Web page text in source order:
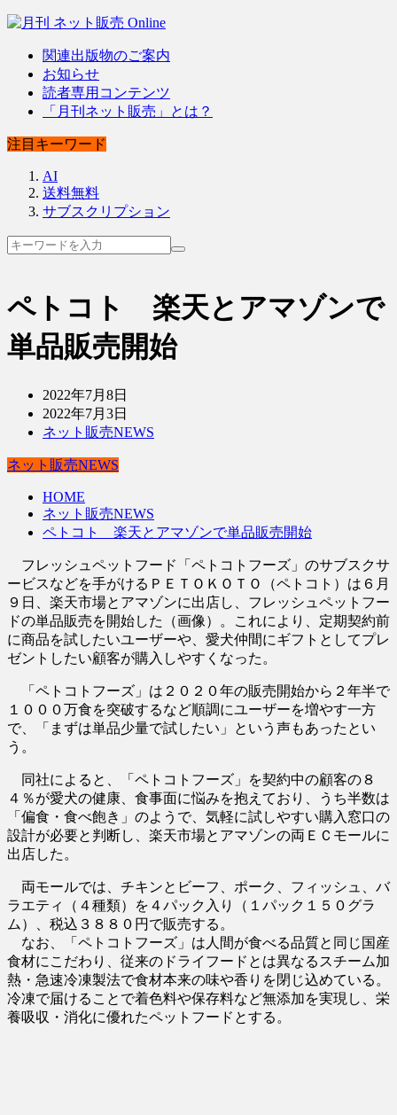
関連出版物のご案内
お知らせ
読者専用コンテンツ
「月刊ネット販売」とは？
注目キーワード
AI
送料無料
サブスクリプション
ペトコト 楽天とアマゾンで
単品販売開始
2022年7月8日
2022年7月3日
ネット販売NEWS
ネット販売NEWS
HOME
ネット販売NEWS
ペトコト 楽天とアマゾンで単品販売開始
フレッシュペットフード「ペトコトフーズ」のサブスクサ
ービスなどを手がけるＰＥＴＯＫＯＴＯ（ペトコト）は６月
９日、楽天市場とアマゾンに出店し、フレッシュペットフー
ドの単品販売を開始した（画像）。これにより、定期契約前
に商品を試したいユーザーや、愛犬仲間にギフトとしてプレ
ゼントしたい顧客が購入しやすくなった。
「ペトコトフーズ」は２０２０年の販売開始から２年半で
１０００万食を突破するなど順調にユーザーを増やす一方
で、「まずは単品少量で試したい」という声もあったとい
う。
同社によると、「ペトコトフーズ」を契約中の顧客の８
４％が愛犬の健康、食事面に悩みを抱えており、うち半数は
「偏食・食べ飽き」のようで、気軽に試しやすい購入窓口の
設計が必要と判断し、楽天市場とアマゾンの両ＥＣモールに
出店した。
両モールでは、チキンとビーフ、ポーク、フィッシュ、バ
ラエティ（４種類）を４パック入り（１パック１５０グラ
ム）、税込３８８０円で販売する。
なお、「ペトコトフーズ」は人間が食べる品質と同じ国産
食材にこだわり、従来のドライフードとは異なるスチーム加
熱・急速冷凍製法で食材本来の味や香りを閉じ込めている。
冷凍で届けることで着色料や保存料など無添加を実現し、栄
養吸収・消化に優れたペットフードとする。